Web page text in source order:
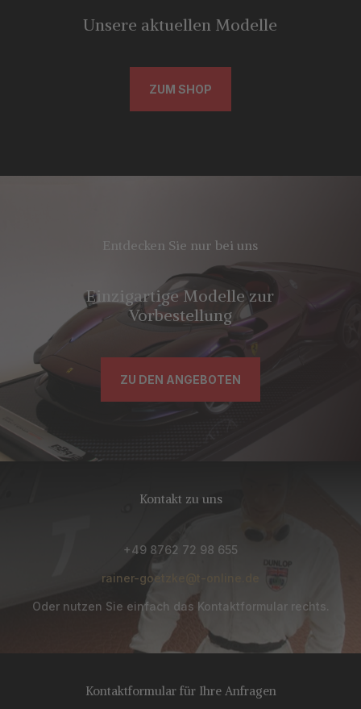
Unsere aktuellen Modelle
ZUM SHOP
Entdecken Sie nur bei uns
Einzigartige Modelle zur
Vorbestellung
ZU DEN ANGEBOTEN
Kontakt zu uns
+49 8762 72 98 655
rainer-goetzke@t-online.de
Oder nutzen Sie einfach das Kontaktformular rechts.
Kontaktformular für Ihre Anfragen